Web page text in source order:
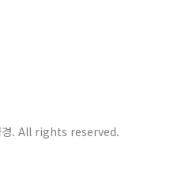
경. All rights reserved.